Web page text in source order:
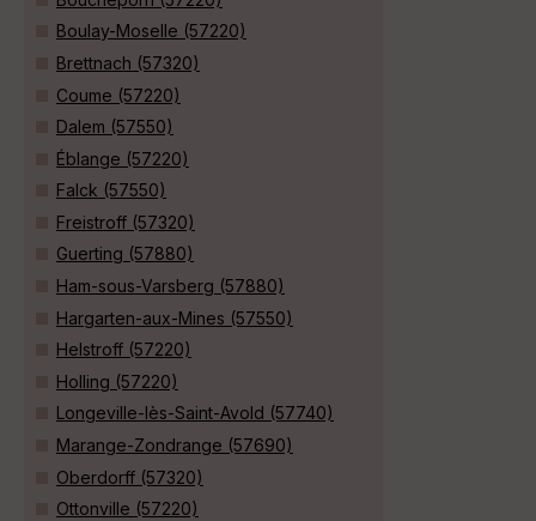
Boulay-Moselle (57220)
Brettnach (57320)
Coume (57220)
Dalem (57550)
Éblange (57220)
Falck (57550)
Freistroff (57320)
Guerting (57880)
Ham-sous-Varsberg (57880)
Hargarten-aux-Mines (57550)
Helstroff (57220)
Holling (57220)
Longeville-lès-Saint-Avold (57740)
Marange-Zondrange (57690)
Oberdorff (57320)
Ottonville (57220)